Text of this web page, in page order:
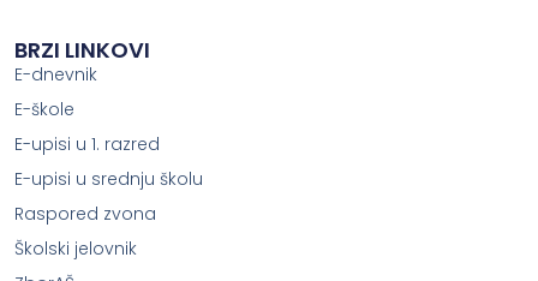
BRZI LINKOVI
E-dnevnik
E-škole
E-upisi u 1. razred
E-upisi u srednju školu
Raspored zvona
Školski jelovnik